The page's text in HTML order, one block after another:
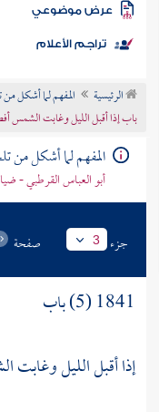
الكتب
موضوعي
تراجم الأعلام
الرئيسية المفهم لما أشكل
باب إذا أقبل الليل وغابت الشمس
المفهم لما أشكل
أبو العباس القرطبي -
جزء 3 صفحة
1841 (5) باب
إذا أقبل الليل وغابت